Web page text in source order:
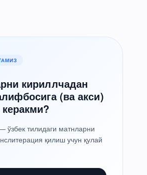
кириллчадан
(ва акси)
ўзбек тилидаги матнларни
қилиш учун қулай